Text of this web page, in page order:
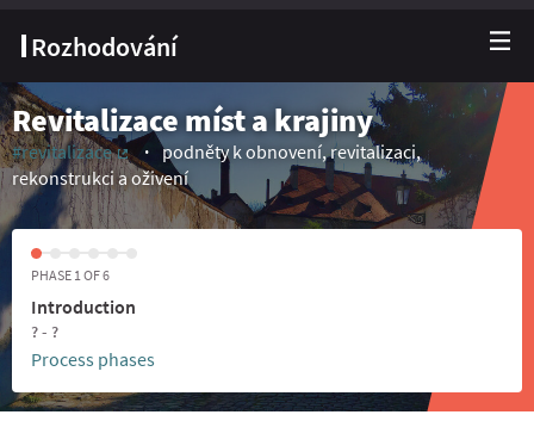
Rozhodování
Revitalizace míst a krajiny
#revitalizace
(External link)
podněty k obnovení, revitalizaci,
rekonstrukci a oživení
PHASE 1 OF 6
Introduction
? - ?
Process phases